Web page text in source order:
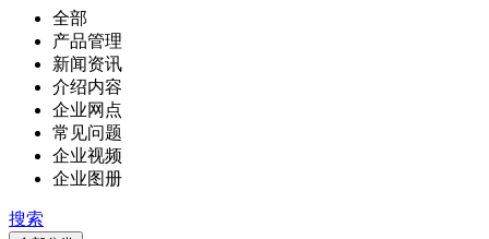
全部
产品管理
新闻资讯
介绍内容
企业网点
常见问题
企业视频
企业图册
搜索